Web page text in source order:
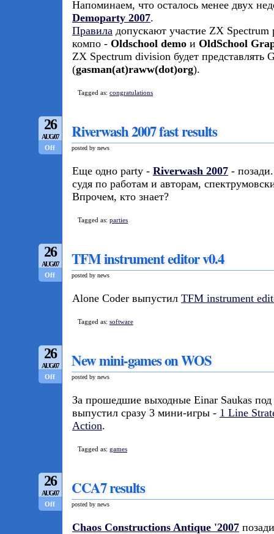
Напоминаем, что осталось менее двух
Demoparty 2007.
Правила допускают участие ZX
компо - Oldschool demo и OldSchool
ZX Spectrum division будет представлять
(gasman(at)raww(dot)org).
Tagged as: congratulations
26
AUG/07
Off
Riverwash 2007 fast results
posted by news
Еще одно party - Riverwash 2007 -
судя по работам и авторам,
Впрочем, кто знает?
Tagged as: parties
26
AUG/07
Off
TFM instrument editor v0.4
posted by news
Alone Coder выпустил TFM instrument
Tagged as: software
26
AUG/07
Off
New mini-games on WOS
posted by news
За прошедшие выходные Einar Saukas
выпустил сразу 3 мини-игры - 1 Line
Action.
Tagged as: games
26
AUG/07
Off
CCA7 results
posted by news
Chaos Constructions Antique '2007